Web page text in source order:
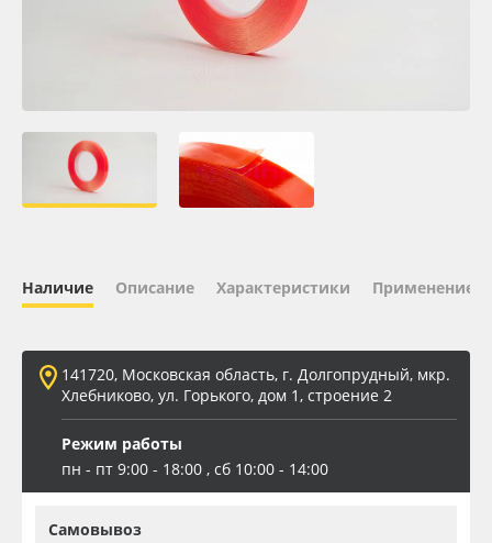
Плёнка монтажная Oratape
ПЭТ листовой
Баннер
Заготовки для сувениров
Наличие Описание Характеристики Применение
141720, Московская область, г. Долгопрудный, мкр.
Хлебниково, ул. Горького, дом 1, строение 2
Режим работы
пн - пт 9:00 - 18:00 , сб 10:00 - 14:00
Самовывоз